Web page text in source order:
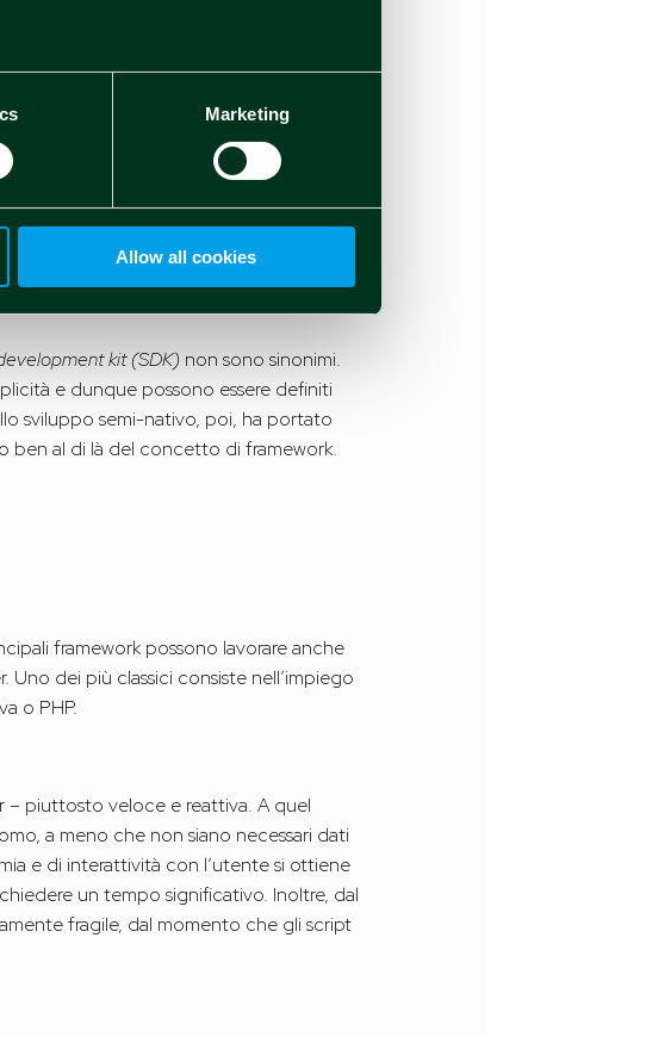
Marketing
Allow all cookies
unico codice in grado di supportare
delle mobile app native, salvo i casi in
da grandi organizzazioni. Alle spalle
a sua volta sviluppato da ex dipendenti
kit (SDK) non sono sinonimi.
e dunque possono essere definiti
sviluppo semi-nativo, poi, ha portato
ben al di là del concetto di framework.
framework possono lavorare anche
Uno dei più classici consiste nell’impiego
o PHP.
– piuttosto veloce e reattiva. A quel
a meno che non siano necessari dati
e di interattività con l’utente si ottiene
un tempo significativo. Inoltre, dal
fragile, dal momento che gli script